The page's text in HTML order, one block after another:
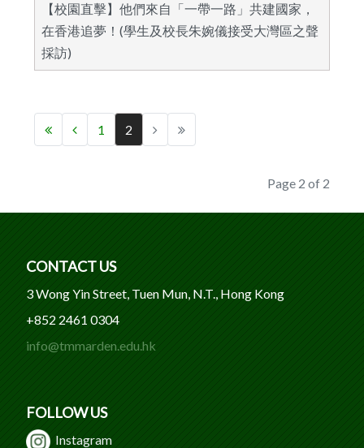
【校園直擊】他們來自「一帶一路」共建國家，
在香港追夢！(學生及校長朱婉儀接受大灣區之聲
採訪)
1 2
Page 2 of 2
CONTACT US
3 Wong Yin Street, Tuen Mun, N.T., Hong Kong
+852 2461 0304
info@tmmarden.edu.hk
FOLLOW US
Instagram